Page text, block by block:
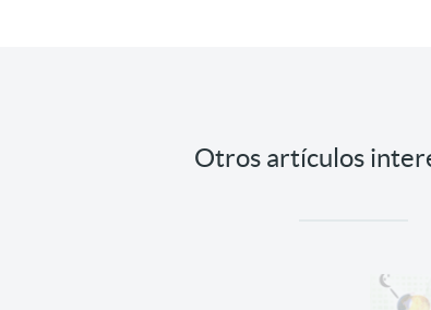
Otros artículos